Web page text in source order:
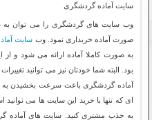
سایت آماده گردشگری
وب سایت های گردشگری را می توان به
صورت آماده خریداری نمود. وب سایت
به صورت کاملا آماده ارائه می شود و از
بود. البته شما خودتان نیز می توانید
آماده گردشگری باعث سرعت بخشیدن به
ای که تنها با خرید این سایت ها می توانید
به جذب مشتری کنید. سایت های آماده